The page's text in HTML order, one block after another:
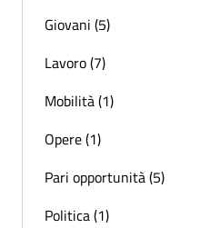
Giovani (5)
Lavoro (7)
Mobilità (1)
Opere (1)
Pari opportunità (5)
Politica (1)